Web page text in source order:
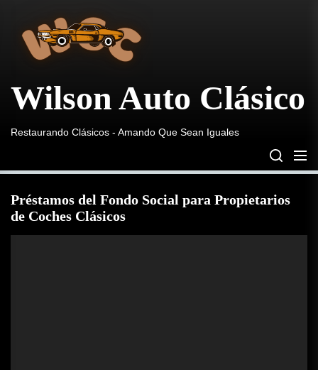
content
Wilson Auto Clásico
Restaurando Clásicos - Amando Que Sean Iguales
Préstamos del Fondo Social para Propietarios
de Coches Clásicos